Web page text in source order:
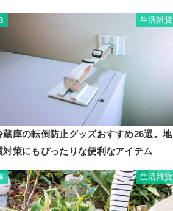
生活雑貨
蔵庫の転倒防止グッズおすすめ26選。地
対策にもぴったりな便利なアイテム
生活雑貨